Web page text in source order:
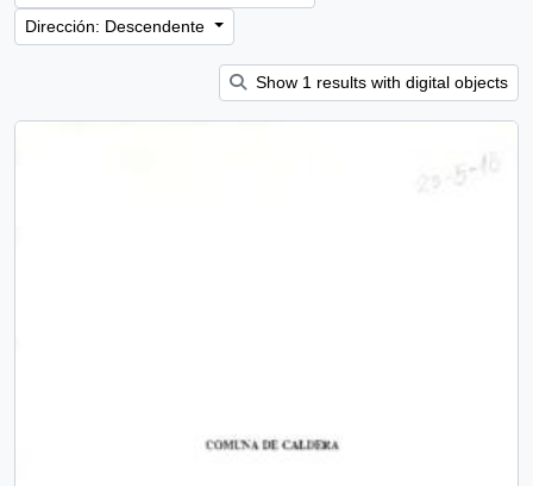
Dirección: Descendente
Show 1 results with digital objects